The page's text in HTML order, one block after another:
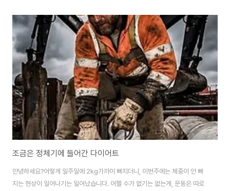
혀가고 있기는 있는 모양인듯 합니다. 아무튼 지금까지 해보니까, 마운자로가
간헐적인 단식을 절반 가까이 도와주기는 주는데, 문제는 저절로 되는 것이 아
니라, 이것도 그동안 3끼 식사를 챙겨서 찐 살이 서서히 찐것처럼 빠지는 것도
정말 천천히 빠지기는 빠지는 듯 합니다.
조금은 정체기에 들어간 다이어트
안녕하세요?어떻게 일주일에 2kg가까이 빠지더니, 이번주에는 체중이 안 빠
지는 현상이 일어나기는 일어났습니다. 어쩔 수가 없기는 없는게, 운동은 따로